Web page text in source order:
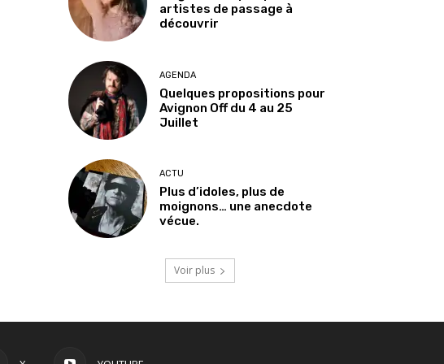
artistes de passage à
découvrir
AGENDA
Quelques propositions pour
Avignon Off du 4 au 25
Juillet
ACTU
Plus d’idoles, plus de
moignons… une anecdote
vécue.
Voir plus